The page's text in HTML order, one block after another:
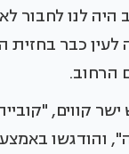
לנו לחבור
לעין כבר
הרחוב.
קווים,